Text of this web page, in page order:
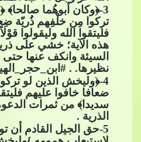
3-﴿وكان أبوهُما صالحا﴾
تركوا مِن خلْفِهم ذُريّة
فليتقوا الله وليقولوا
هذه الآية؛ خشي على
السيئة وانكف عنها
نظيرها. .​​
4-﴿وليخش الذين لو
ضعافا خافوا عليهم
سديدا﴾ من ثمرات
الذرية .
5-حق الجيل القادم أن